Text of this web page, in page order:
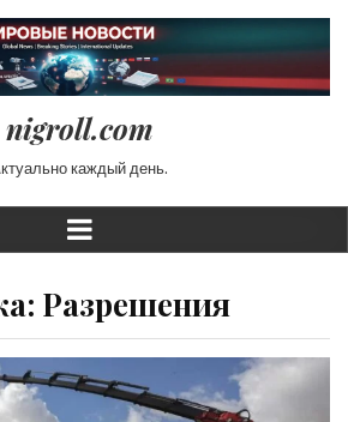
nigroll.com
каждый день.
Разрешения